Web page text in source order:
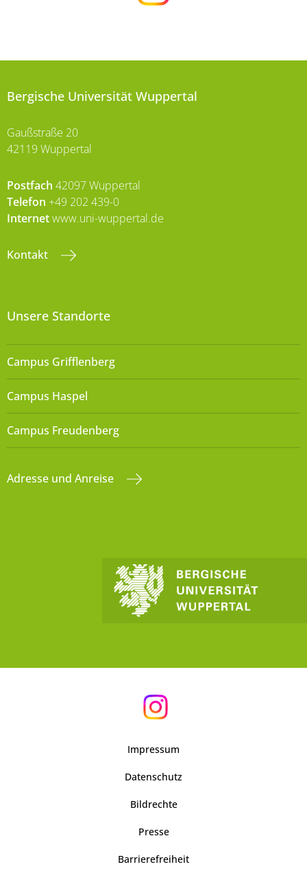
Bergische Universität Wuppertal
Gaußstraße 20
42119 Wuppertal
Postfach 42097 Wuppertal
Telefon +49 202 439-0
Internetwww.uni-wuppertal.de
Kontakt
Unsere Standorte
Campus Grifflenberg
Campus Haspel
Campus Freudenberg
Adresse und Anreise
Impressum
Datenschutz
Bildrechte
Presse
Barrierefreiheit